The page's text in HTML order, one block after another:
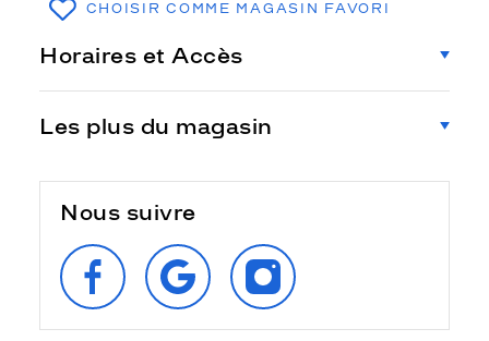
CHOISIR COMME MAGASIN FAVORI
Horaires et Accès
Les plus du magasin
Nous suivre
SUIVEZ‑NOUS
SUR
FACEBOOK
RETROUVEZ‑NOUS
SUR
GOOGLE
SUIVEZ‑NOUS
SUR
INSTAGRAM